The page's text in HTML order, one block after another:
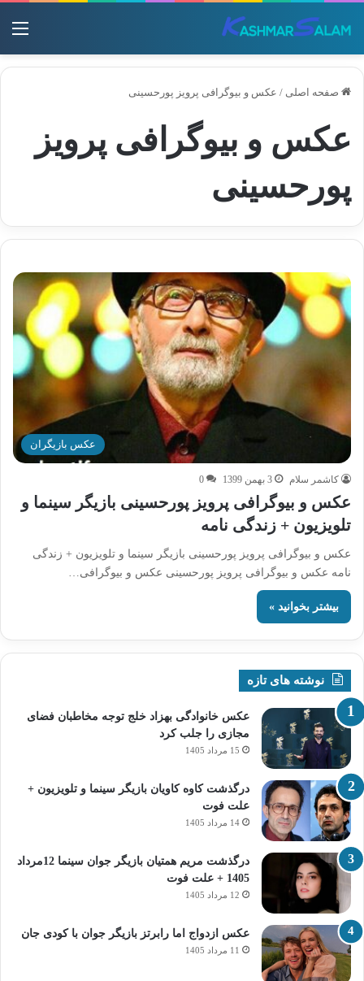
صفحه اصلی / عکس و بیوگرافی پرویز پورحسینی
عکس و بیوگرافی پرویز
پورحسینی
عکس بازیگران
کاشمر سلام 3 بهمن 1399 0
عکس و بیوگرافی پرویز پورحسینی بازیگر سینما و
تلویزیون + زندگی نامه
عکس و بیوگرافی پرویز پورحسینی بازیگر سینما و تلویزیون + زندگی
نامه عکس و بیوگرافی پرویز پورحسینی عکس و بیوگرافی…
بیشتر بخوانید »
نوشته های تازه
عکس خانوادگی بهزاد خلج توجه مخاطبان فضای
مجازی را جلب کرد
15 مرداد 1405
درگذشت کاوه کاویان بازیگر سینما و تلویزیون +
علت فوت
14 مرداد 1405
درگذشت مریم همتیان بازیگر جوان سینما 12مرداد
1405 + علت فوت
12 مرداد 1405
عکس ازدواج اما رابرتز بازیگر جوان با کودی جان
11 مرداد 1405